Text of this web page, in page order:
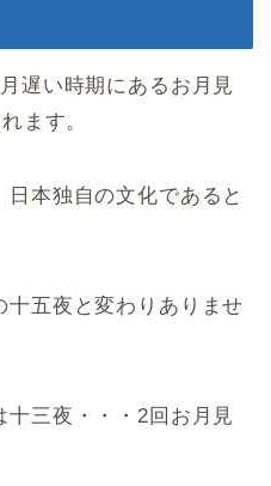
遅い時期にあるお月見
ます。
本独自の文化であると
十五夜と変わりありませ
三夜・・・2回お月見